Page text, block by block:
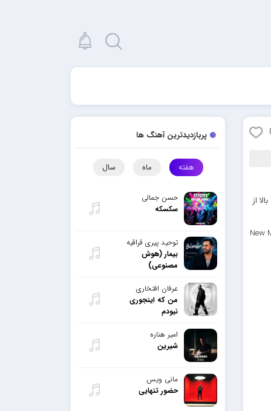
از
New
پربازدیدترین آهنگ ها
هفته ماه سال
حسن جمالی
سکسکه
توحید پیری قراقیه
بیمار (هوش
مصنوعی)
عرفان افتخاری
من که اینجوری
نبودم
امیر هناره
شیرین
مانی ویس
حضور تنهایی